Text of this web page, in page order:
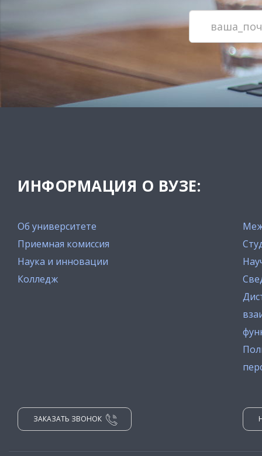
ИНФОРМАЦИЯ О ВУЗЕ:
Об университете
Приемная комиссия
Наука и инновации
Колледж
ЗАКАЗАТЬ ЗВОНОК